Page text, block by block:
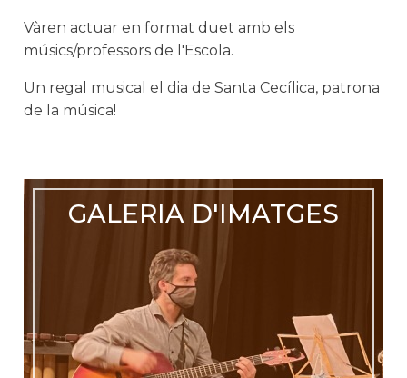
Vàren actuar en format duet amb els
músics/professors de l'Escola.
Un regal musical el dia de Santa Cecílica, patrona
de la música!
GALERIA D'IMATGES